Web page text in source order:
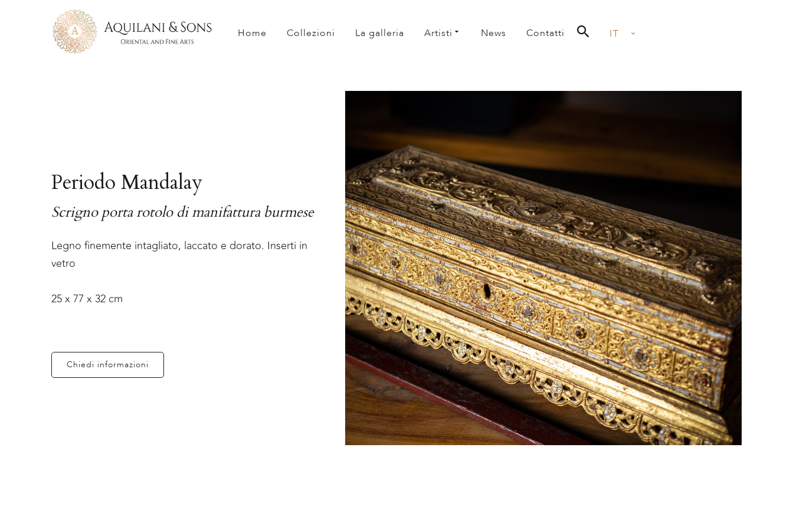
Home Collezioni La galleria Artisti News Contatti IT
Periodo Mandalay
Scrigno porta rotolo di manifattura burmese
Legno finemente intagliato, laccato e dorato. Inserti in
vetro
25 x 77 x 32 cm
Chiedi informazioni